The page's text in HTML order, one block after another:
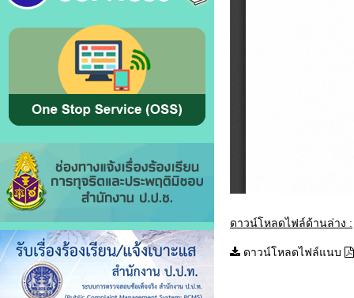
ดาวน์โหลดไฟล์ด้านล่าง :
ดาวน์โหลดไฟล์แนบ